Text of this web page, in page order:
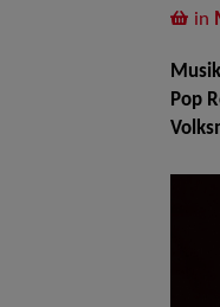
in
Pop